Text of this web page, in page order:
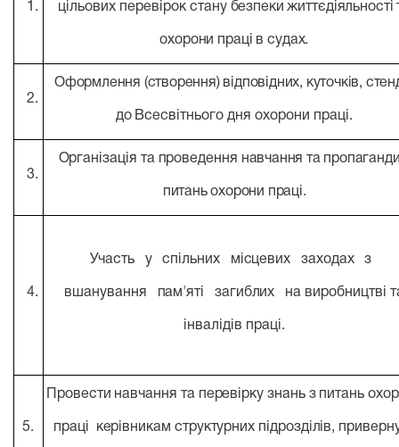
1. цільових перевірок стану безпеки життєдіяльності
охорони праці в судах.
2.
Оформлення (створення) відповідних, куточків,
до Всесвітнього дня охорони праці.
3.
Організація та проведення навчання та
питань охорони праці.
4.
Участь у спільних місцевих заходах з
вшанування пам'яті загиблих на виробництві
інвалідів праці.
5.
Провести навчання та перевірку знань з питань
праці керівникам структурних підрозділів,